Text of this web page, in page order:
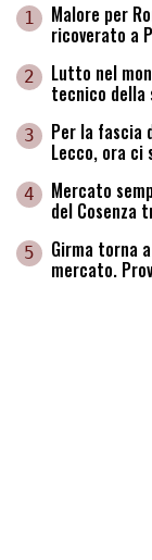
1 Malore per
ricoverato a
2 Lutto nel
tecnico della
3 Per la fascia
Lecco, ora ci
4 Mercato
del Cosenza
5 Girma torna
mercato.